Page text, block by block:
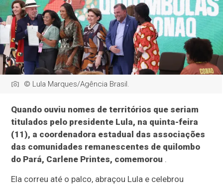
© Lula Marques/Agência Brasil.
Quando ouviu nomes de territórios que seriam
titulados pelo presidente Lula, na quinta-feira
(11), a coordenadora estadual das associações
das comunidades remanescentes de quilombo
do Pará, Carlene Printes, comemorou .
Ela correu até o palco, abraçou Lula e celebrou